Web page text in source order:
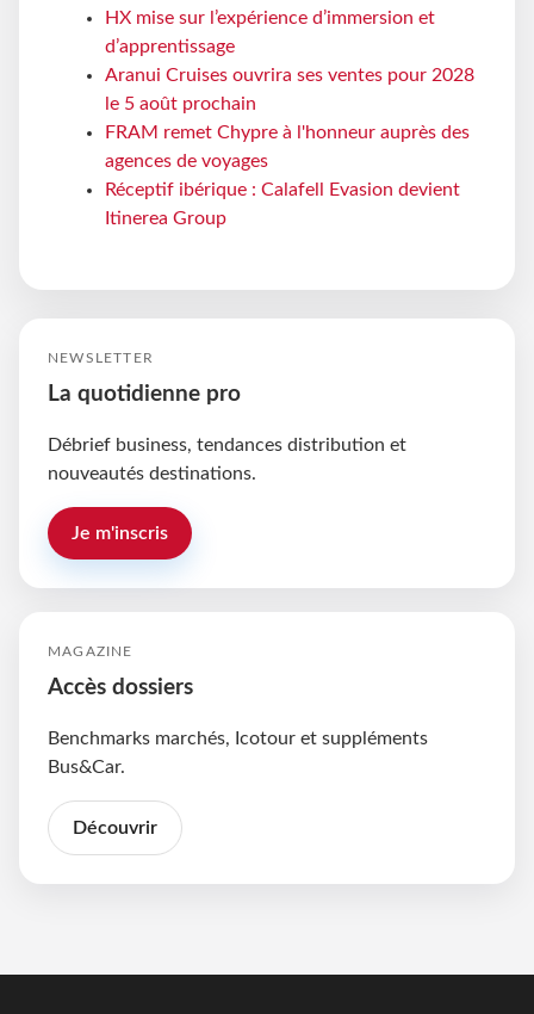
HX mise sur l’expérience d’immersion et
d’apprentissage
Aranui Cruises ouvrira ses ventes pour 2028
le 5 août prochain
FRAM remet Chypre à l'honneur auprès des
agences de voyages
Réceptif ibérique : Calafell Evasion devient
Itinerea Group
NEWSLETTER
La quotidienne pro
Débrief business, tendances distribution et
nouveautés destinations.
Je m'inscris
MAGAZINE
Accès dossiers
Benchmarks marchés, Icotour et suppléments
Bus&Car.
Découvrir